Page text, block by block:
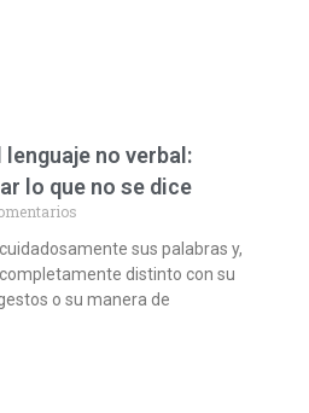
no verbal:
lo que no se dice
sus palabras y,
distinto con su
o su manera de